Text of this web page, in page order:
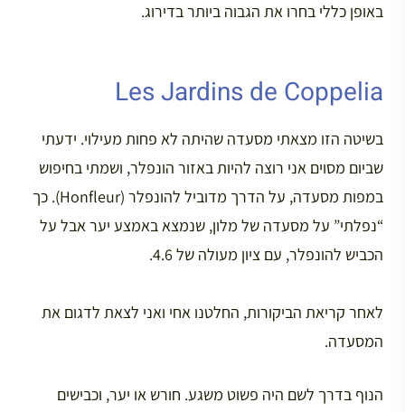
באופן כללי בחרו את הגבוה ביותר בדירוג.
Les Jardins de Coppelia
בשיטה הזו מצאתי מסעדה שהיתה לא פחות מעילוי. ידעתי
שביום מסוים אני רוצה להיות באזור הונפלר, ושמתי בחיפוש
במפות מסעדה, על הדרך מדוביל להונפלר (Honfleur). כך
“נפלתי” על מסעדה של מלון, שנמצא באמצע יער אבל על
הכביש להונפלר, עם ציון מעולה של 4.6.
לאחר קריאת הביקורות, החלטנו אחי ואני לצאת לדגום את
המסעדה.
הנוף בדרך לשם היה פשוט משגע. חורש או יער, וכבישים